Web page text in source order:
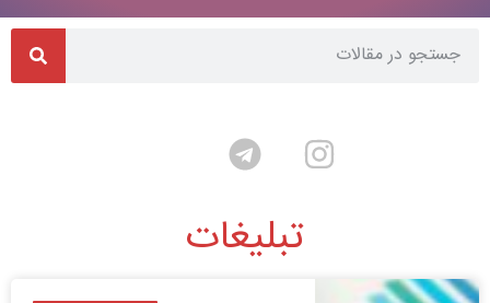
تبلیغات